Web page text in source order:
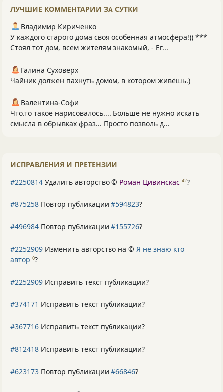
ЛУЧШИЕ КОММЕНТАРИИ ЗА СУТКИ
Владимир Кириченко
У каждого старого дома своя особенная атмосфера!)) ***
Стоял тот дом, всем жителям знакомый, - Ег...
Галина Суховерх
Чайник должен пахнуть домом, в котором живёшь.)
Валентина-Софи
Что.то такое нарисовалось.... Больше не нужно искать
смысла в обрывках фраз... Просто позволь д...
ИСПРАВЛЕНИЯ И ПРЕТЕНЗИИ
#2250814 Удалить авторство © Роман Цивинскас 42?
#875258 Повтор публикации #594823?
#496984 Повтор публикации #155726?
#2252909 Изменить авторство на © Я не знаю кто
автор 0?
#2252909 Исправить текст публикации?
#374171 Исправить текст публикации?
#367716 Исправить текст публикации?
#812418 Исправить текст публикации?
#623173 Повтор публикации #66846?